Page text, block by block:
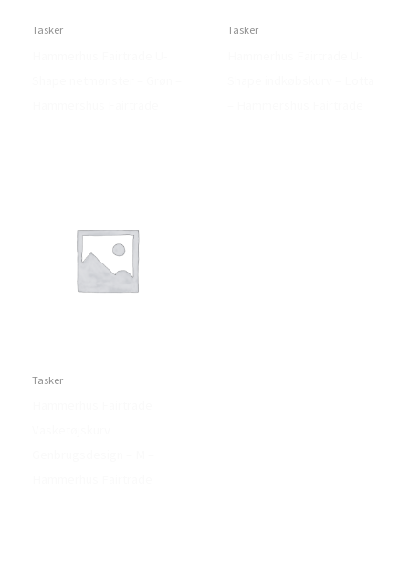
Tasker Tasker
Tasker